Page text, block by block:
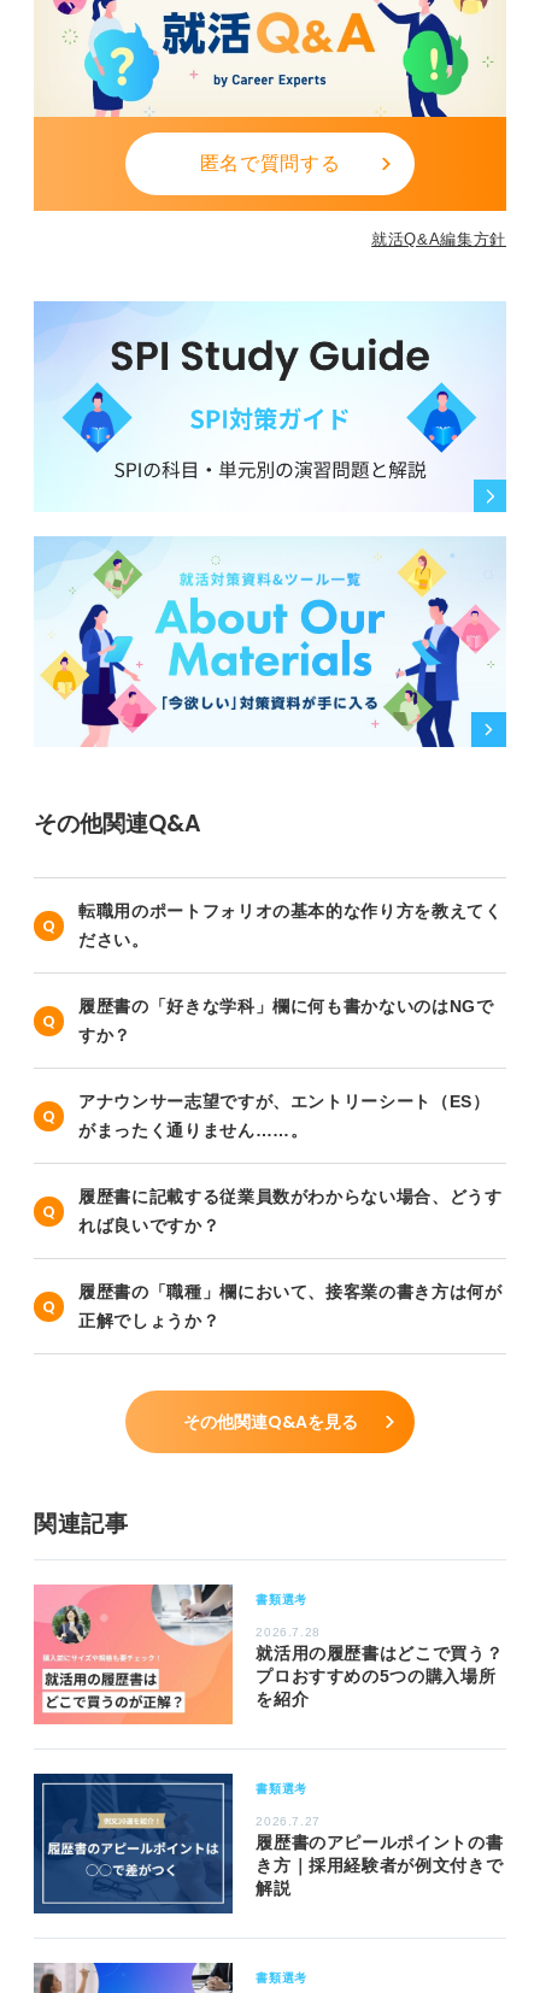
匿名で質問する
就活Q&A編集方針
その他関連Q&A
転職用のポートフォリオの基本的な作り方を教えてく
ださい。
履歴書の「好きな学科」欄に何も書かないのはNGで
すか？
アナウンサー志望ですが、エントリーシート（ES）
がまったく通りません……。
履歴書に記載する従業員数がわからない場合、どうす
れば良いですか？
履歴書の「職種」欄において、接客業の書き方は何が
正解でしょうか？
その他関連Q&Aを見る
関連記事
書類選考
2026.7.28
就活用の履歴書はどこで買う？
プロおすすめの5つの購入場所
を紹介
書類選考
2026.7.27
履歴書のアピールポイントの書
き方｜採用経験者が例文付きで
解説
書類選考